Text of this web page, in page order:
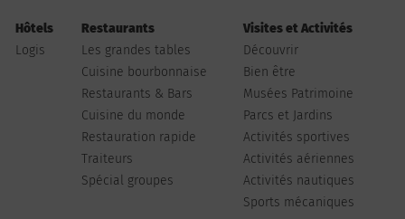
Hôtels
Logis
Restaurants
Les grandes tables
Cuisine bourbonnaise
Restaurants & Bars
Cuisine du monde
Restauration rapide
Traiteurs
Spécial groupes
Visites et Activités
Découvrir
Bien être
Musées Patrimoine
Parcs et Jardins
Activités sportives
Activités aériennes
Activités nautiques
Sports mécaniques